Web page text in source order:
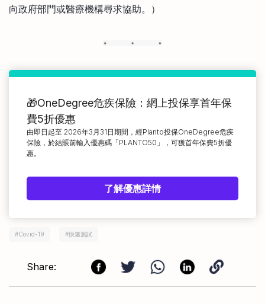
向政府部門或醫療機構尋求協助。）
🎁OneDegree危疾保險：網上投保享首年保
費5折優惠
由即日起至 2026年3月31日期間，經Planto投保OneDegree危疾
保險，於結賬前輸入優惠碼「PLANTO50」，可獲首年保費5折優
惠。
了解優惠詳情
#Covid-19 #快速測試
Share: